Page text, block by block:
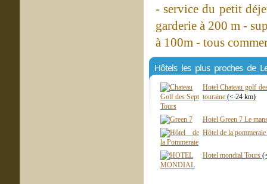
- service du petit
garderie à 200 m -
à 100m - tous
Hôtels les plus proches de
Hotel Chateau golf
touraine (< 24 km)
Hotel Green 7 Le
Hôtel de la
Hotel mondial Tours